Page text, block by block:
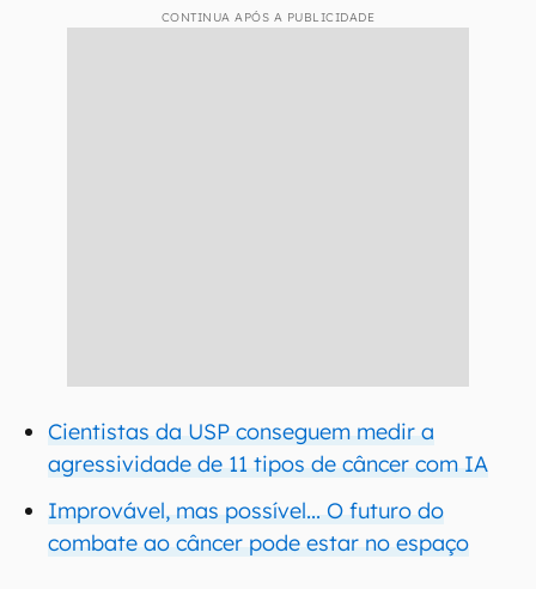
CONTINUA APÓS A PUBLICIDADE
Cientistas da USP conseguem medir a
agressividade de 11 tipos de câncer com IA
Improvável, mas possível... O futuro do
combate ao câncer pode estar no espaço